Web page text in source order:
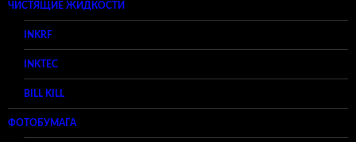
ЧИСТЯЩИЕ ЖИДКОСТИ
INKRF
INKTEC
BILL KILL
ФОТОБУМАГА